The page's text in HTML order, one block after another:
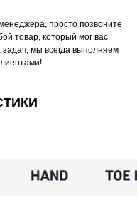
просто позвоните
товар, который мог вас
мы всегда выполняем